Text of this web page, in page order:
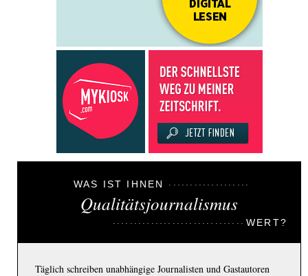
WAS IST IHNEN
Qualitätsjournalismus
WERT?
Täglich schreiben unabhängige Journalisten und Gastautoren